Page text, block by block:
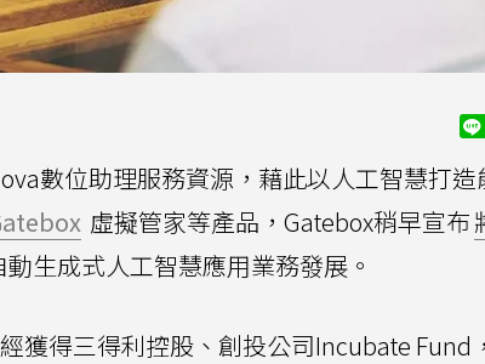
數位助理服務資源，藉此以人工智慧打造
虛擬管家等產品，Gatebox稍早宣布
動生成式人工智慧應用業務發展。
獲得三得利控股、創投公司Incubate Fund